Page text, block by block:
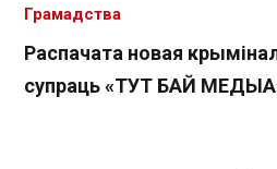
Распачата новая
супраць «ТУТ БАЙ
Грамадства